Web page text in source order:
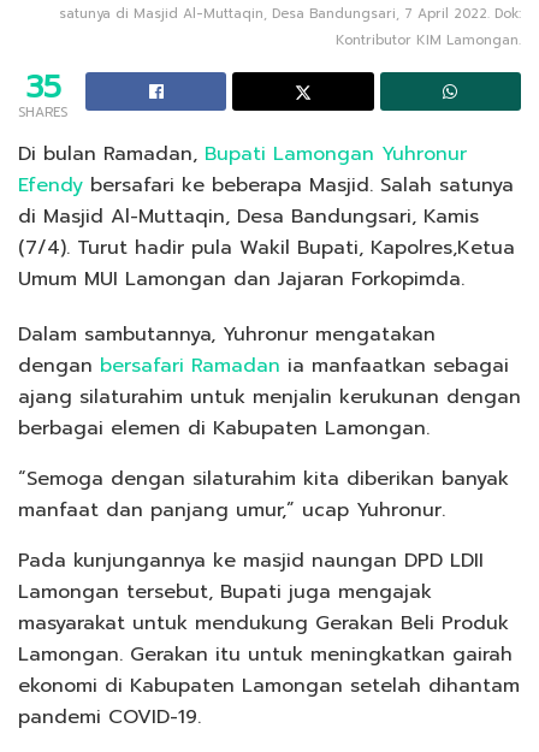
satunya di Masjid Al-Muttaqin, Desa Bandungsari, 7 April 2022. Dok:
Kontributor KIM Lamongan.
35
SHARES
Di bulan Ramadan, Bupati Lamongan Yuhronur
Efendy bersafari ke beberapa Masjid. Salah satunya
di Masjid Al-Muttaqin, Desa Bandungsari, Kamis
(7/4). Turut hadir pula Wakil Bupati, Kapolres,Ketua
Umum MUI Lamongan dan Jajaran Forkopimda.
Dalam sambutannya, Yuhronur mengatakan
dengan bersafari Ramadan ia manfaatkan sebagai
ajang silaturahim untuk menjalin kerukunan dengan
berbagai elemen di Kabupaten Lamongan.
“Semoga dengan silaturahim kita diberikan banyak
manfaat dan panjang umur,” ucap Yuhronur.
Pada kunjungannya ke masjid naungan DPD LDII
Lamongan tersebut, Bupati juga mengajak
masyarakat untuk mendukung Gerakan Beli Produk
Lamongan. Gerakan itu untuk meningkatkan gairah
ekonomi di Kabupaten Lamongan setelah dihantam
pandemi COVID-19.